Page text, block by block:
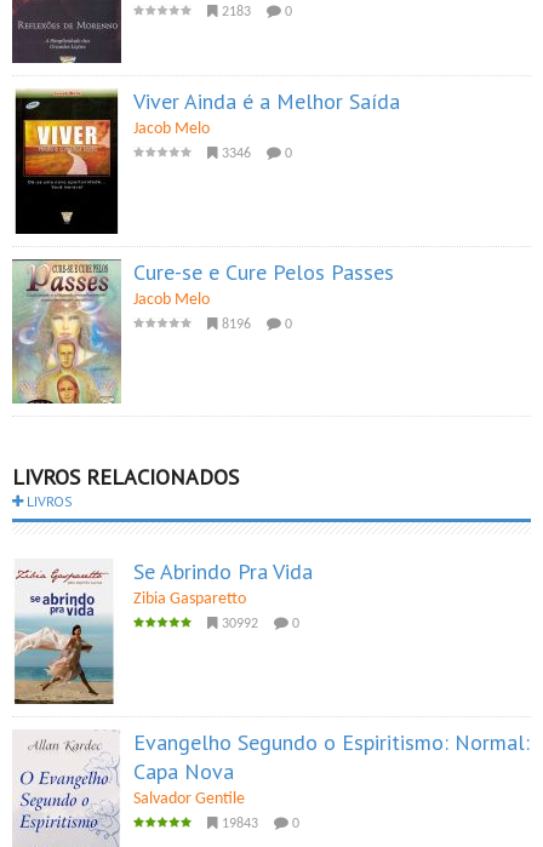
2183 0
Viver Ainda é a Melhor Saída
Jacob Melo
3346 0
Cure-se e Cure Pelos Passes
Jacob Melo
8196 0
LIVROS RELACIONADOS
LIVROS
Se Abrindo Pra Vida
Zibia Gasparetto
30992 0
Evangelho Segundo o Espiritismo: Normal:
Capa Nova
Salvador Gentile
19843 0